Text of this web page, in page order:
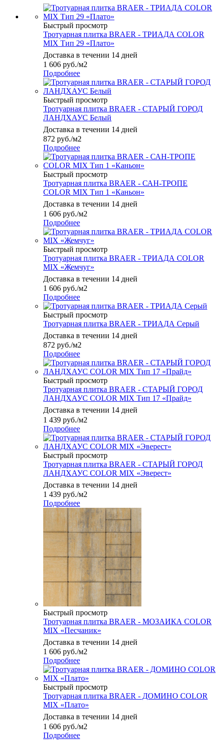
Быстрый просмотр
Тротуарная плитка BRAER - ТРИАДА COLOR
MIX Тип 29 «Плато»
Доставка в течении 14 дней
1 606 руб./м2
Подробнее
Быстрый просмотр
Тротуарная плитка BRAER - СТАРЫЙ ГОРОД
ЛАНДХАУС Белый
Доставка в течении 14 дней
872 руб./м2
Подробнее
Быстрый просмотр
Тротуарная плитка BRAER - САН-ТРОПЕ
COLOR MIX Тип 1 «Каньон»
Доставка в течении 14 дней
1 606 руб./м2
Подробнее
Быстрый просмотр
Тротуарная плитка BRAER - ТРИАДА COLOR
MIX «Жемчуг»
Доставка в течении 14 дней
1 606 руб./м2
Подробнее
Быстрый просмотр
Тротуарная плитка BRAER - ТРИАДА Серый
Доставка в течении 14 дней
872 руб./м2
Подробнее
Быстрый просмотр
Тротуарная плитка BRAER - СТАРЫЙ ГОРОД
ЛАНДХАУС COLOR MIX Тип 17 «Прайд»
Доставка в течении 14 дней
1 439 руб./м2
Подробнее
Быстрый просмотр
Тротуарная плитка BRAER - СТАРЫЙ ГОРОД
ЛАНДХАУС COLOR MIX «Эверест»
Доставка в течении 14 дней
1 439 руб./м2
Подробнее
Быстрый просмотр
Тротуарная плитка BRAER - МОЗАИКА COLOR
MIX «Песчаник»
Доставка в течении 14 дней
1 606 руб./м2
Подробнее
Быстрый просмотр
Тротуарная плитка BRAER - ДОМИНО COLOR
MIX «Плато»
Доставка в течении 14 дней
1 606 руб./м2
Подробнее